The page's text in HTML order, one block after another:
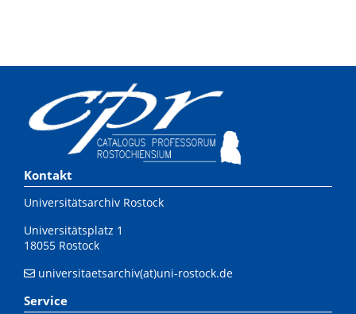
Kontakt
Universitätsarchiv Rostock
Universitätsplatz 1
18055 Rostock
universitaetsarchiv(at)uni-rostock.de
Service